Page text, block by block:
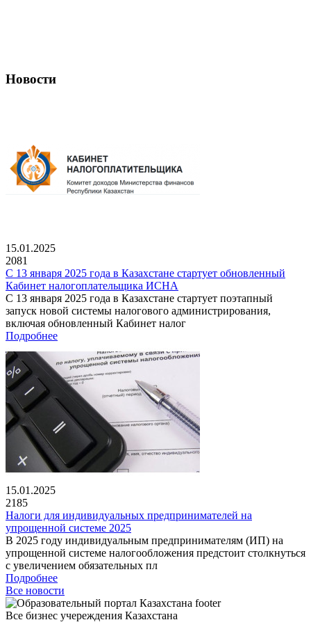
Новости
15.01.2025
2081
С 13 января 2025 года в Казахстане стартует обновленный
Кабинет налогоплательщика ИСНА
С 13 января 2025 года в Казахстане стартует поэтапный
запуск новой системы налогового администрирования,
включая обновленный Кабинет налог
Подробнее
15.01.2025
2185
Налоги для индивидуальных предпринимателей на
упрощенной системе 2025
В 2025 году индивидуальным предпринимателям (ИП) на
упрощенной системе налогообложения предстоит столкнуться
с увеличением обязательных пл
Подробнее
Все новости
Все бизнес учереждения Казахстана